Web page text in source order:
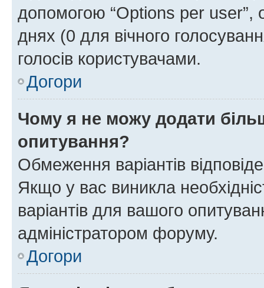
допомогою “Options per user”,
днях (0 для вічного
голосів користувачами.
Догори
Чому я не можу додати
опитування?
Обмеження варіантів
Якщо у вас виникла
варіантів для вашого
адміністратором форуму.
Догори